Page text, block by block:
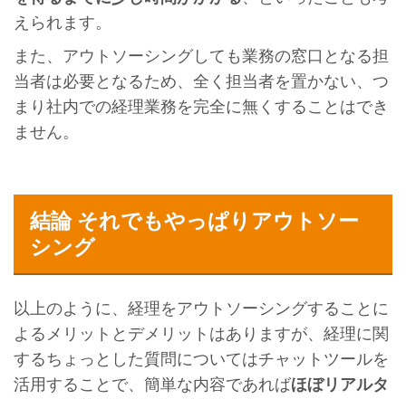
えられます。
また、アウトソーシングしても業務の窓口となる担
当者は必要となるため、全く担当者を置かない、つ
まり社内での経理業務を完全に無くすることはでき
ません。
結論 それでもやっぱりアウトソー
シング
以上のように、経理をアウトソーシングすることに
よるメリットとデメリットはありますが、経理に関
するちょっとした質問についてはチャットツールを
活用することで、簡単な内容であればほぼリアルタ